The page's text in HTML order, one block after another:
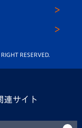
RESERVED.
連サイト